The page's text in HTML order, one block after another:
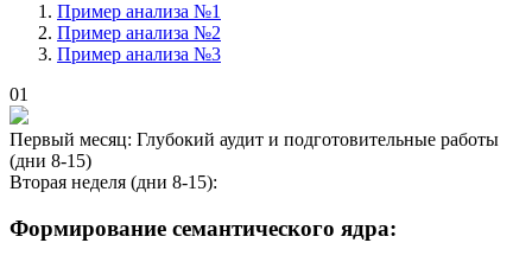
Пример анализа №1
Пример анализа №2
Пример анализа №3
01
Первый месяц: Глубокий аудит и подготовительные работы
(дни 8-15)
Вторая неделя (дни 8-15):
Формирование семантического ядра: